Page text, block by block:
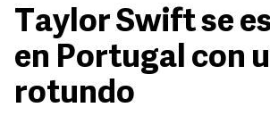
Taylor Swift se
en Portugal con
rotundo